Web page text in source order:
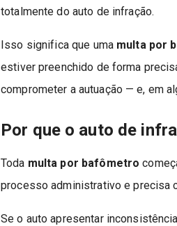
totalmente do auto de infração.
Isso significa que uma multa por
estiver preenchido de forma
comprometer a autuação — e, em
Por que o auto de
Toda multa por bafômetro
processo administrativo e precisa
Se o auto apresentar